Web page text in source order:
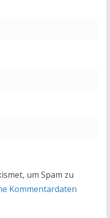
um Spam zu
Kommentardaten